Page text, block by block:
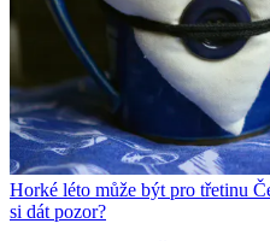
Horké léto může být pro třetinu
si dát pozor?